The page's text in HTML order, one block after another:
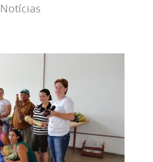
Notícias